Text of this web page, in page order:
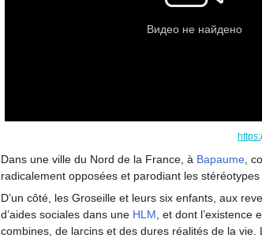
https:
Dans une ville du Nord de la France, à Bapaume ,
radicalement opposées et parodiant les
D’un côté, les Groseille et leurs six enfants, aux
d’aides sociales dans une HLM , et dont l’existence
combines, de larcins et des dures réalités de la vie.